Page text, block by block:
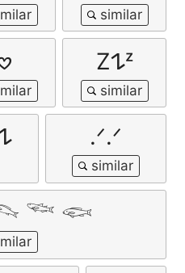
Z𐰁ᶻ
ᶻ 𝗓 𐰁 .ᐟ.ᐟ
𓆝 𓆟